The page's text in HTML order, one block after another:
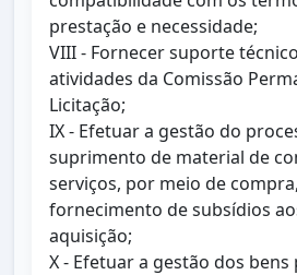
prestação e necessidade;
VIII - Fornecer suporte
atividades da Comissão
Licitação;
IX - Efetuar a gestão do
suprimento de material de
serviços, por meio de
fornecimento de subsídios
aquisição;
X - Efetuar a gestão dos